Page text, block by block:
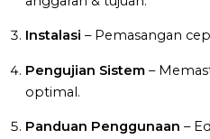
Instalasi – Pemasangan
Pengujian Sistem –
optimal.
Panduan Penggunaan –